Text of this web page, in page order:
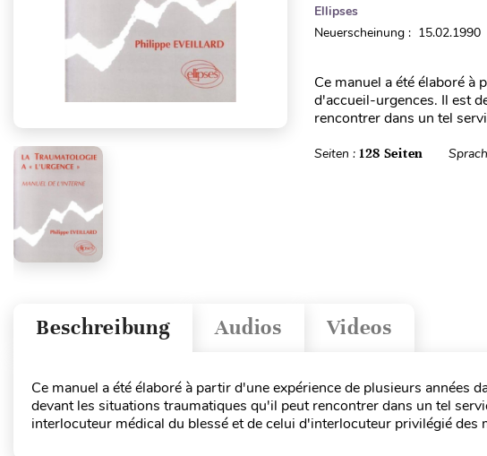
Ellipses
Neuerscheinung : 15.02.1990
Ce manuel a été élaboré à
d'accueil-urgences. Il est
rencontrer dans un tel
Seiten : 128 Seiten
Videos
Audios
Beschreibung
Ce manuel a été élaboré à partir d'une expérience de plusieurs années
devant les situations traumatiques qu'il peut rencontrer dans un tel
interlocuteur médical du blessé et de celui d'interlocuteur privilégié des